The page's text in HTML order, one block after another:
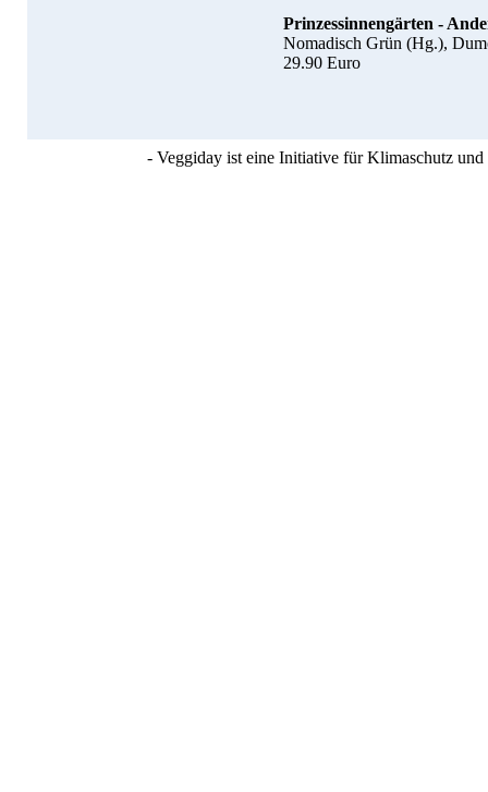
Prinzessinnengärten -
Nomadisch Grün (Hg.),
29.90 Euro
- Veggiday ist eine Initiative für Klimaschutz